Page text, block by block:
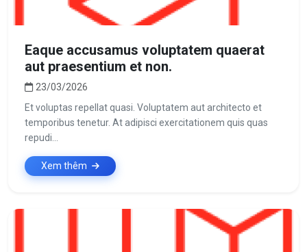
Eaque accusamus voluptatem quaerat
aut praesentium et non.
23/03/2026
Et voluptas repellat quasi. Voluptatem aut architecto et
temporibus tenetur. At adipisci exercitationem quis quas
repudi...
Xem thêm